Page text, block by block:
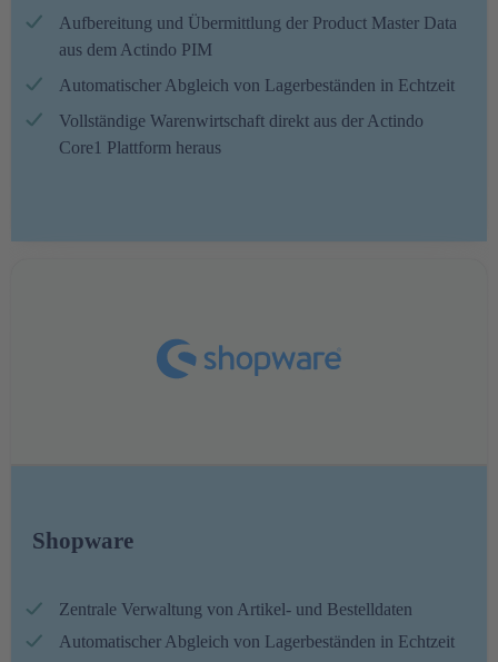
Aufbereitung und Übermittlung der Product Master Data
aus dem Actindo PIM
Automatischer Abgleich von Lagerbeständen in Echtzeit
Vollständige Warenwirtschaft direkt aus der Actindo
Core1 Plattform heraus
Shopware
Zentrale Verwaltung von Artikel- und Bestelldaten
Automatischer Abgleich von Lagerbeständen in Echtzeit